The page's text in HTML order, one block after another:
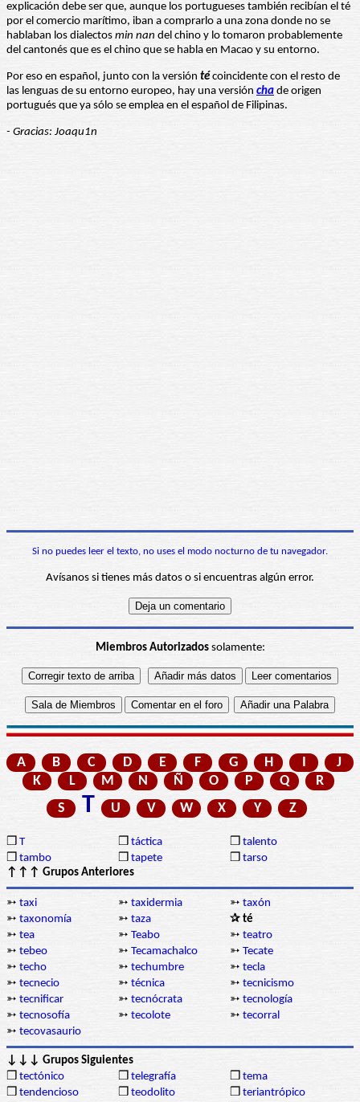
explicación debe ser que, aunque los portugueses también recibían el té
por el comercio marítimo, iban a comprarlo a una zona donde no se
hablaban los dialectos min nan del chino y lo tomaron probablemente
del cantonés que es el chino que se habla en Macao y su entorno.
Por eso en español, junto con la versión té coincidente con el resto de
las lenguas de su entorno europeo, hay una versión cha de origen
portugués que ya sólo se emplea en el español de Filipinas.
- Gracias: Joaqu1n
Si no puedes leer el texto, no uses el modo nocturno de tu navegador.
Avísanos si tienes más datos o si encuentras algún error.
Miembros Autorizadossolamente:
A B C D E F G H I
J
K
L M N Ñ O P Q
R
S
T U V W X Y Z
❒ T ❒ táctica ❒ talento
❒ tambo ❒ tapete ❒ tarso
↑↑↑ Grupos Anteriores
➳ taxi ➳ taxidermia ➳ taxón
➳ taxonomía ➳ taza
✰ té
➳ tea ➳ Teabo ➳ teatro
➳ tebeo ➳ Tecamachalco ➳ Tecate
➳ techo ➳ techumbre ➳ tecla
➳ tecnecio ➳ técnica ➳ tecnicismo
➳ tecnificar ➳ tecnócrata ➳ tecnología
➳ tecnosofía ➳ tecolote ➳ tecorral
➳ tecovasaurio
↓↓↓ Grupos Siguientes
❒ tectónico ❒ telegrafía ❒ tema
❒ tendencioso ❒ teodolito ❒ teriantrópico